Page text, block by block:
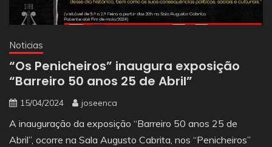
Noticias
“Os Penicheiros” inaugura exposição
“Barreiro 50 anos 25 de Abril”
15/04/2024 joseenca
A inauguração da exposição “Barreiro 50 anos 25 de
Abril”, ocorre na Sala Augusto Cabrita, nos “Penicheiros”